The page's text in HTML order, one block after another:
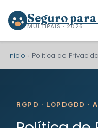
Seguro
MULTIPAÍS · 2026
Inicio Política de
RGPD · LOPDGDD ·